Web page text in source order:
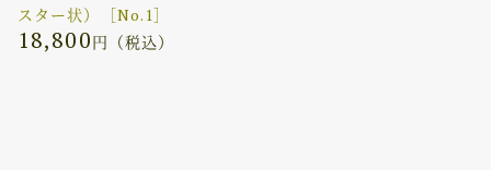
スター状）［No.1］
18,800円（税込）